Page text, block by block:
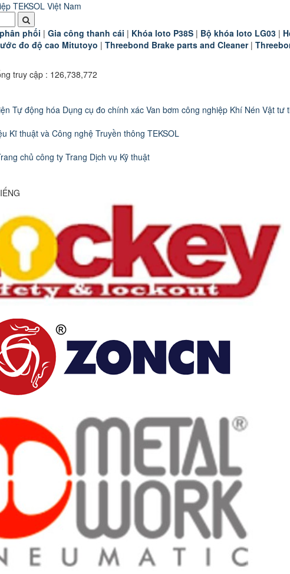
phối | Gia công thanh cái | Khóa loto P38S | Bộ khóa loto LG03 |
đo độ cao Mitutoyo | Threebond Brake parts and Cleaner|
truy cập : 126,738,772
Tự động hóa Dụng cụ đo chính xác Van bơm công nghiệp Khí Nén Vật tư
Kĩ thuật và Công nghệ Truyền thông TEKSOL
chủ công ty Trang Dịch vụ Kỹ thuật